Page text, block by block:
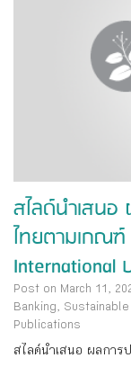
สไลด์นำเสน
ไทยตามเกณฑ์
International
Post on March 11,
Banking,
Publications
สไลด์นำเสนอ ผลกา